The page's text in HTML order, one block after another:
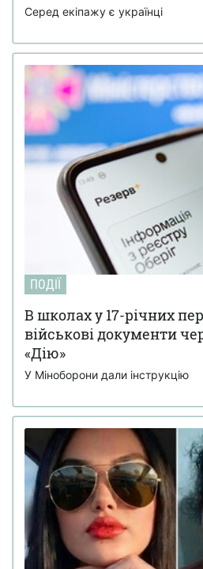
Серед екіпажу є українці
ПОДІЇ
В школах у 17-річних
військові документи
«Дію»
У Міноборони дали інструкцію